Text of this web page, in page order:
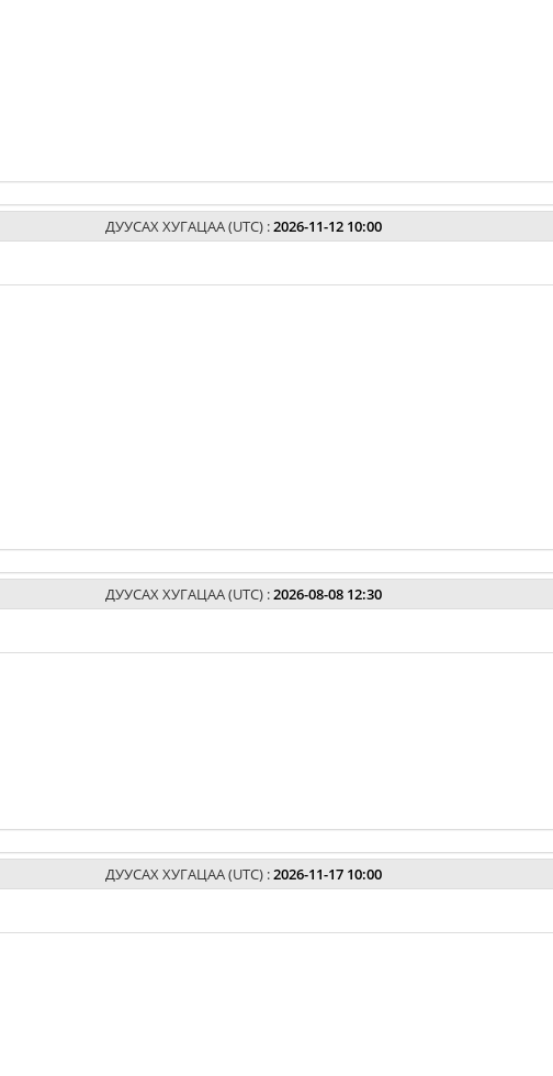
ДУУСАХ ХУГАЦАА (UTC) :2026-11-12 10:00
ДУУСАХ ХУГАЦАА (UTC) :2026-08-08 12:30
ДУУСАХ ХУГАЦАА (UTC) :2026-11-17 10:00